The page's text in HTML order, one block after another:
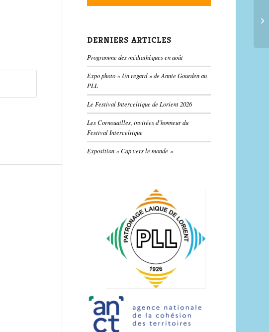
DERNIERS ARTICLES
Programme des médiathèques en août
Expo photo « Un regard » de Annie Gourden au
PLL
Le Festival Interceltique de Lorient 2026
Les Cornouailles, invitées d’honneur du
Festival Interceltique
Exposition « Cap vers le monde »